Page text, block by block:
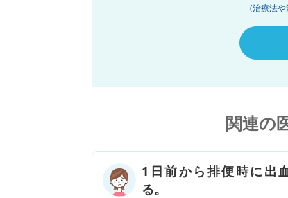
(治療法
関連の
1日前から排便時に出
る。